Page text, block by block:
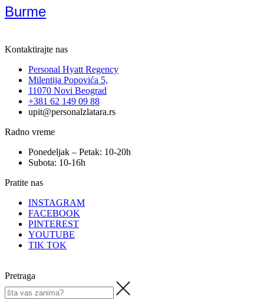
Burme
Kontaktirajte nas
Personal Hyatt Regency
Milentija Popovića 5,
11070 Novi Beograd
+381 62 149 09 88
upit@personalzlatara.rs
Radno vreme
Ponedeljak – Petak: 10-20h
Subota: 10-16h
Pratite nas
INSTAGRAM
FACEBOOK
PINTEREST
YOUTUBE
TIK TOK
Pretraga